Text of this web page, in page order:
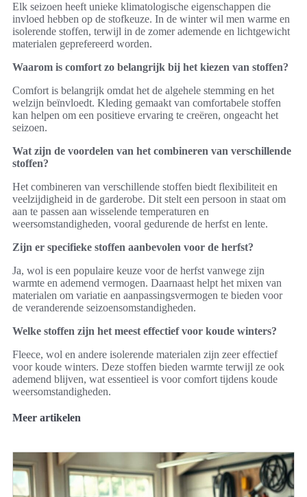
Elk seizoen heeft unieke klimatologische eigenschappen die
invloed hebben op de stofkeuze. In de winter wil men warme en
isolerende stoffen, terwijl in de zomer ademende en lichtgewicht
materialen geprefereerd worden.
Waarom is comfort zo belangrijk bij het kiezen van stoffen?
Comfort is belangrijk omdat het de algehele stemming en het
welzijn beïnvloedt. Kleding gemaakt van comfortabele stoffen
kan helpen om een positieve ervaring te creëren, ongeacht het
seizoen.
Wat zijn de voordelen van het combineren van verschillende
stoffen?
Het combineren van verschillende stoffen biedt flexibiliteit en
veelzijdigheid in de garderobe. Dit stelt een persoon in staat om
aan te passen aan wisselende temperaturen en
weersomstandigheden, vooral gedurende de herfst en lente.
Zijn er specifieke stoffen aanbevolen voor de herfst?
Ja, wol is een populaire keuze voor de herfst vanwege zijn
warmte en ademend vermogen. Daarnaast helpt het mixen van
materialen om variatie en aanpassingsvermogen te bieden voor
de veranderende seizoensomstandigheden.
Welke stoffen zijn het meest effectief voor koude winters?
Fleece, wol en andere isolerende materialen zijn zeer effectief
voor koude winters. Deze stoffen bieden warmte terwijl ze ook
ademend blijven, wat essentieel is voor comfort tijdens koude
weersomstandigheden.
Meer artikelen